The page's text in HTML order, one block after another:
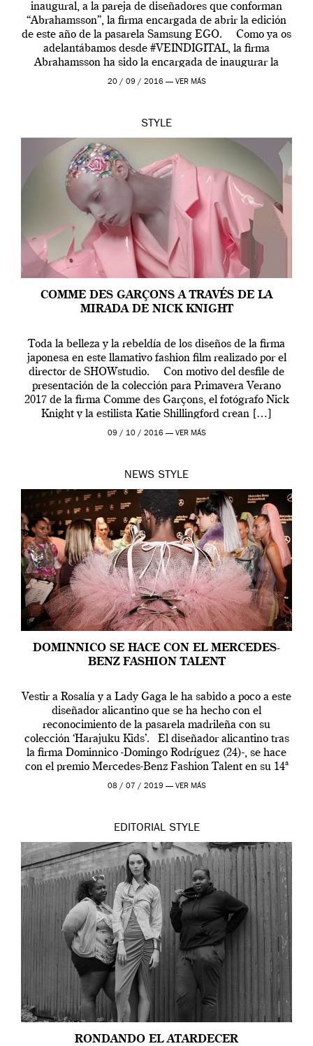
inaugural, a la pareja de diseñadores que conforman
“Abrahamsson”, la firma encargada de abrir la edición
de este año de la pasarela Samsung EGO. Como ya os
adelantábamos desde #VEINDIGITAL, la firma
Abrahamsson ha sido la encargada de inaugurar la
edición de este año de EGO, la […]
20 / 09 / 2016 — VER MÁS
STYLE
COMME DES GARÇONS A TRAVÉS DE LA
MIRADA DE NICK KNIGHT
Toda la belleza y la rebeldía de los diseños de la firma
japonesa en este llamativo fashion film realizado por el
director de SHOWstudio. Con motivo del desfile de
presentación de la colección para Primavera Verano
2017 de la firma Comme des Garçons, el fotógrafo Nick
Knight y la estilista Katie Shillingford crean […]
09 / 10 / 2016 — VER MÁS
NEWS STYLE
DOMINNICO SE HACE CON EL MERCEDES-
BENZ FASHION TALENT
Vestir a Rosalía y a Lady Gaga le ha sabido a poco a este
diseñador alicantino que se ha hecho con el
reconocimiento de la pasarela madrileña con su
colección ‘Harajuku Kids’. El diseñador alicantino tras
la firma Dominnico -Domingo Rodríguez (24)-, se hace
con el premio Mercedes-Benz Fashion Talent en su 14ª
edición. […]
08 / 07 / 2019 — VER MÁS
EDITORIAL STYLE
RONDANDO EL ATARDECER